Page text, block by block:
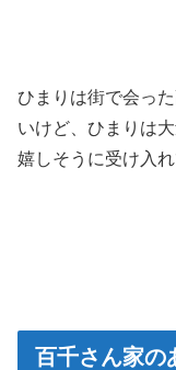
ひまりは街で会っ
いけど、ひまりは
嬉しそうに受け入
百千さん家の